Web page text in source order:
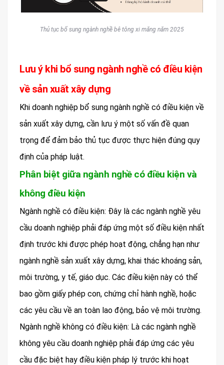
Thủ tục bổ sung ngành nghề bê tông xi măng năm 2025
Lưu ý khi bổ sung ngành nghề có điều kiện
về sản xuất xây dựng
Khi doanh nghiệp bổ sung ngành nghề có điều kiện về
sản xuất xây dựng, cần lưu ý một số vấn đề quan
trọng để đảm bảo thủ tục được thực hiện đúng quy
định của pháp luật.
Phân biệt giữa ngành nghề có điều kiện và
không điều kiện
Ngành nghề có điều kiện: Đây là các ngành nghề yêu
cầu doanh nghiệp phải đáp ứng một số điều kiện nhất
định trước khi được phép hoạt động, chẳng hạn như
ngành nghề sản xuất xây dựng, khai thác khoáng sản,
môi trường, y tế, giáo dục. Các điều kiện này có thể
bao gồm giấy phép con, chứng chỉ hành nghề, hoặc
các yêu cầu về an toàn lao động, bảo vệ môi trường.
Ngành nghề không có điều kiện: Là các ngành nghề
không yêu cầu doanh nghiệp phải đáp ứng các yêu
cầu đặc biệt hay điều kiện pháp lý trước khi hoạt